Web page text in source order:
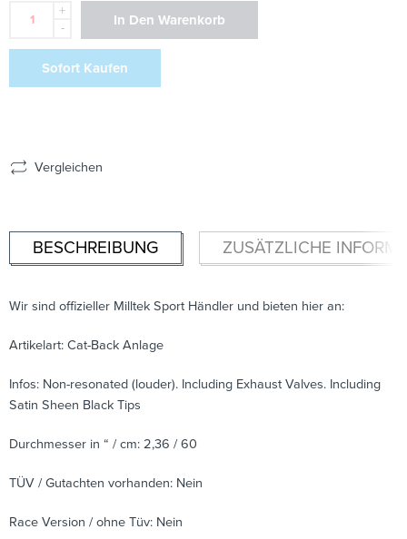
+
-
In Den Warenkorb
Sofort Kaufen
Vergleichen
BESCHREIBUNG ZUSÄTZLICHE
Wir sind offizieller Milltek Sport Händler und bieten hier an:
Artikelart: Cat-Back Anlage
Infos: Non-resonated (louder). Including Exhaust Valves. Including
Satin Sheen Black Tips
Durchmesser in “ / cm: 2,36 / 60
TÜV / Gutachten vorhanden: Nein
Race Version / ohne Tüv: Nein